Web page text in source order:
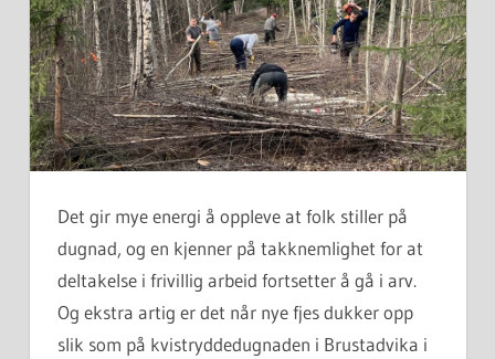
Det gir mye energi å oppleve at folk stiller på
dugnad, og en kjenner på takknemlighet for at
deltakelse i frivillig arbeid fortsetter å gå i arv.
Og ekstra artig er det når nye fjes dukker opp
slik som på kvistryddedugnaden i Brustadvika i